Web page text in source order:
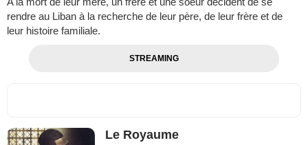
rendre au Liban à la recherche de leur père, de leur frère et de
leur histoire familiale.
STREAMING
Le Royaume